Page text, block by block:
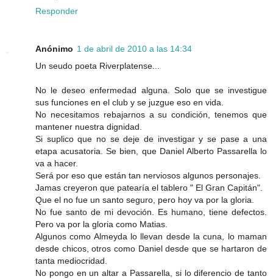
Responder
Anónimo 1 de abril de 2010 a las 14:34
Un seudo poeta Riverplatense...
No le deseo enfermedad alguna. Solo que se investigue
sus funciones en el club y se juzgue eso en vida.
No necesitamos rebajarnos a su condición, tenemos que
mantener nuestra dignidad.
Si suplico que no se deje de investigar y se pase a una
etapa acusatoria. Se bien, que Daniel Alberto Passarella lo
va a hacer.
Será por eso que están tan nerviosos algunos personajes.
Jamas creyeron que patearía el tablero " El Gran Capitán".
Que el no fue un santo seguro, pero hoy va por la gloria.
No fue santo de mi devoción. Es humano, tiene defectos.
Pero va por la gloria como Matias.
Algunos como Almeyda lo llevan desde la cuna, lo maman
desde chicos, otros como Daniel desde que se hartaron de
tanta mediocridad.
No pongo en un altar a Passarella, si lo diferencio de tanto